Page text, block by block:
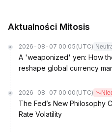
Aktualności Mitosis
2026-08-07 00:05 (UTC)
A 'weaponized' yen: How
reshape global currency
2026-08-07 00:00 (UTC)
The Fed’s New Philosophy
Rate Volatility